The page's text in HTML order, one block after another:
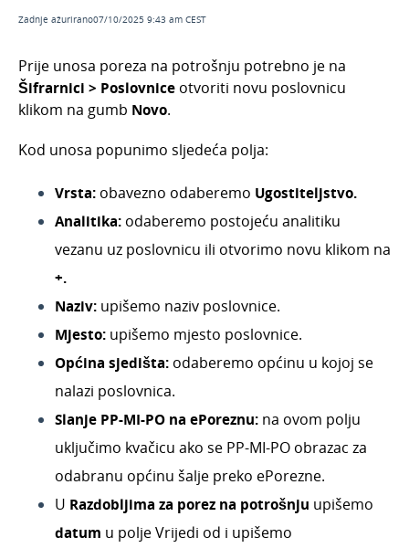
Zadnje ažurirano07/10/2025 9:43 am CEST
Prije unosa poreza na potrošnju potrebno je na
Šifrarnici > Poslovnice otvoriti novu poslovnicu
klikom na gumb Novo.
Kod unosa popunimo sljedeća polja:
Vrsta: obavezno odaberemo Ugostiteljstvo.
Analitika: odaberemo postojeću analitiku
vezanu uz poslovnicu ili otvorimo novu klikom na
+.
Naziv: upišemo naziv poslovnice.
Mjesto: upišemo mjesto poslovnice.
Općina sjedišta: odaberemo općinu u kojoj se
nalazi poslovnica.
Slanje PP-MI-PO na ePoreznu: na ovom polju
uključimo kvačicu ako se PP-MI-PO obrazac za
odabranu općinu šalje preko ePorezne.
U Razdobljima za porez na potrošnju upišemo
datum u polje Vrijedi od i upišemo